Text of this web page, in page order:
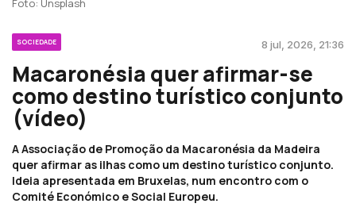
SOCIEDADE 8 jul, 2026, 21:36
Macaronésia quer afirmar-se
como destino turístico conjunto
(vídeo)
A Associação de Promoção da Macaronésia da Madeira
quer afirmar as ilhas como um destino turístico conjunto.
Ideia apresentada em Bruxelas, num encontro com o
Comité Económico e Social Europeu.